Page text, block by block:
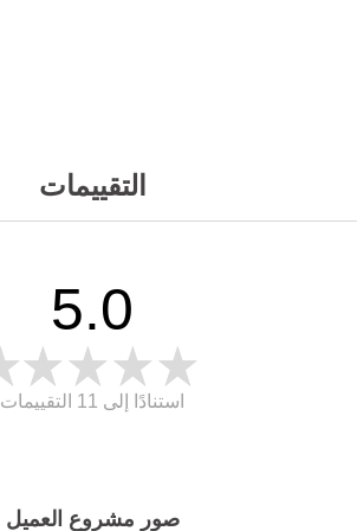
التقييمات
5.0
استنادًا إلى 11 التقييمات
صور مشروع العميل